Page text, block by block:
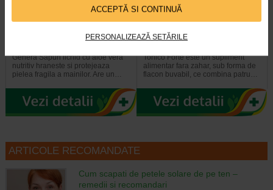
ACCEPTĂ SI CONTINUĂ
PERSONALIZEAZĂ SETĂRILE
Sapun lichid cu aloe vera
Genera Sapun lichid cu aloe vera
nutritiv hraneste si protejeaza
pielea fragila a mainilor. Are un…
Tonico Forte, 10 ml, 10
flacoane, Benesio
Tonico Forte este un supliment
alimentar fara zahar, sub forma de
flacon buvabil, ce combina patru…
ARTICOLE RECOMANDATE
Cum scapati de petele solare de pe ten –
remedii si recomandari